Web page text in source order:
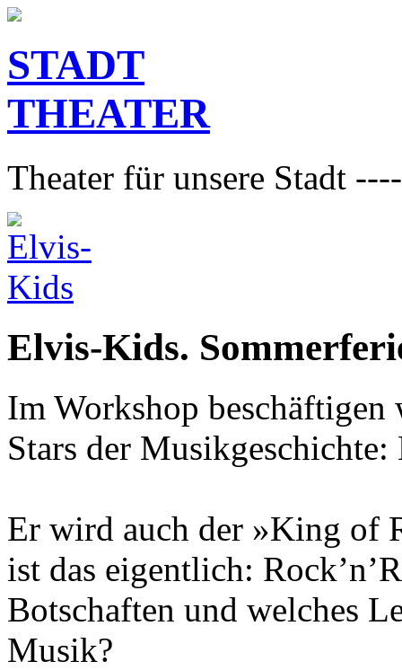
STADT
THEATER
Theater für unsere Stadt
Elvis-Kids.
Im Workshop
Stars der Musikgeschichte:
Er wird auch der »King of
ist das eigentlich:
Botschaften und welches
Musik?